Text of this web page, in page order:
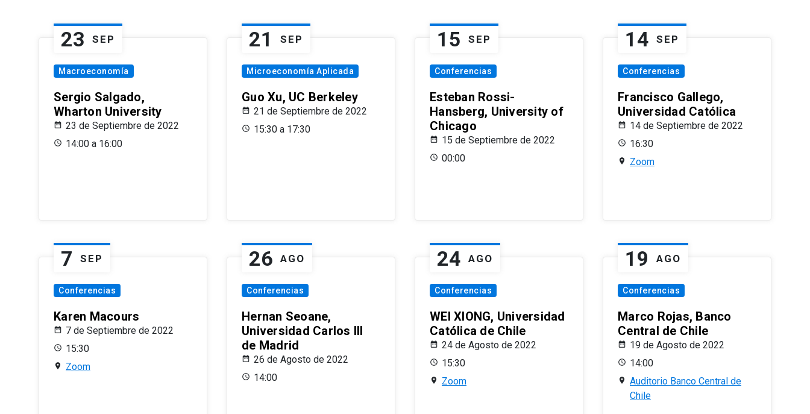
23 SEP
Macroeconomía
Sergio Salgado,
Wharton University
23 de Septiembre de 2022
14:00 a 16:00
21 SEP
Microeconomía Aplicada
Guo Xu, UC Berkeley
21 de Septiembre de 2022
15:30 a 17:30
15 SEP
Conferencias
Esteban Rossi-
Hansberg, University of
Chicago
15 de Septiembre de 2022
00:00
14 SEP
Conferencias
Francisco Gallego,
Universidad Católica
14 de Septiembre de 2022
16:30
Zoom
7 SEP
Conferencias
Karen Macours
7 de Septiembre de 2022
15:30
Zoom
26 AGO
Conferencias
Hernan Seoane,
Universidad Carlos III
de Madrid
26 de Agosto de 2022
14:00
24 AGO
Conferencias
WEI XIONG, Universidad
Católica de Chile
24 de Agosto de 2022
15:30
Zoom
19 AGO
Conferencias
Marco Rojas, Banco
Central de Chile
19 de Agosto de 2022
14:00
Auditorio Banco Central de
Chile